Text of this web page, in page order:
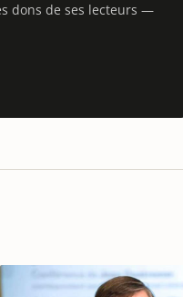
dons de ses lecteurs —